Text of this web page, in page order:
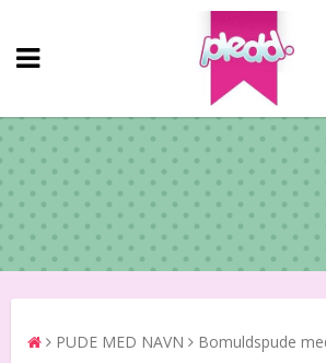
PUDE MED NAVN Bomuldspude